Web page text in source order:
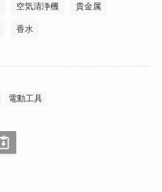
空気清浄機 貴金属
香水
電動工具